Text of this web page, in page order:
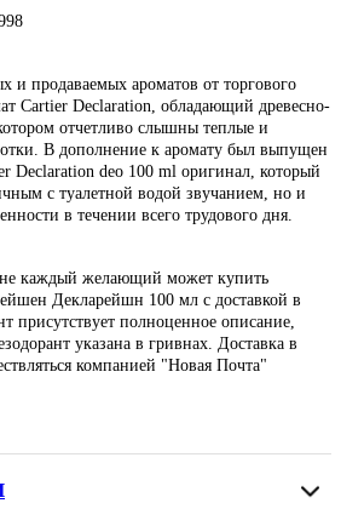
и продаваемых ароматов от торгового
Cartier Declaration, обладающий древесно-
отчетливо слышны теплые и
В дополнение к аромату был выпущен
Declaration deo 100 ml оригинал, который
с туалетной водой звучанием, но и
в течении всего трудового дня.
каждый желающий может купить
Декларейшн 100 мл с доставкой в
присутствует полноценное описание,
указана в гривнах. Доставка в
компанией "Новая Почта"